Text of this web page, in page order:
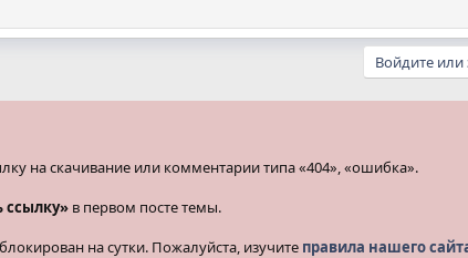
Войдите или
на скачивание или комментарии типа «404», «ошибка».
ссылку» в первом посте темы.
на сутки. Пожалуйста, изучите правила нашего